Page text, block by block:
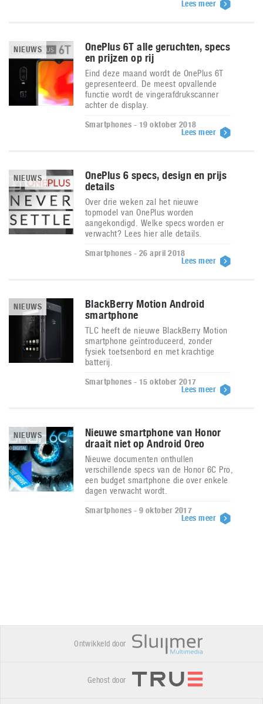
Lees meer
NIEUWS
OnePlus 6T alle geruchten, specs
en prijzen op rij
Eind deze maand wordt de OnePlus 6T
gepresenteerd. De meest opvallende
functie wordt de vingerafdrukscanner
achter de display.
Smartphones - 19 oktober 2018
Lees meer
NIEUWS
OnePlus 6 specs, design en prijs
details
Over drie weken zal het nieuwe
topmodel van OnePlus worden
aangekondigd. Welke specs worden er
verwacht? Lees hier alle details.
Smartphones - 26 april 2018
Lees meer
NIEUWS
BlackBerry Motion Android
smartphone
TLC heeft de nieuwe BlackBerry Motion
smartphone geïntroduceerd, zonder
fysiek toetsenbord en met krachtige
batterij.
Smartphones - 15 oktober 2017
Lees meer
NIEUWS
Nieuwe smartphone van Honor
draait niet op Android Oreo
Nieuwe documenten onthullen
verschillende specs van de Honor 6C Pro,
een budget smartphone die over enkele
dagen verwacht wordt.
Smartphones - 9 oktober 2017
Lees meer
Ontwikkeld door
Gehost door